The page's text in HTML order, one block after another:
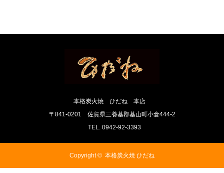
本格炭火焼 ひだね 本店
〒841-0201 佐賀県三養基郡基山町小倉444-2
TEL. 0942-92-3393
Copyright © 本格炭火焼 ひだね